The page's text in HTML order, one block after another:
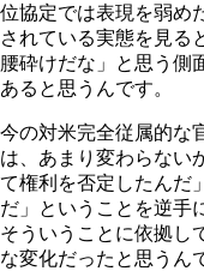
位協定では表現を弱め
されている実態を見る
腰砕けだな」と思う側
あると思うんです。
今の対米完全従属的な
は、あまり変わらない
て権利を否定したんだ
だ」ということを逆手
そういうことに依拠し
な変化だったと思うん